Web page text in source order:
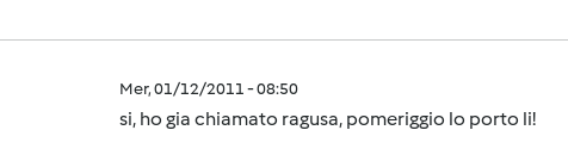
Mer, 01/12/2011 - 08:50
si, ho gia chiamato ragusa, pomeriggio lo porto li!